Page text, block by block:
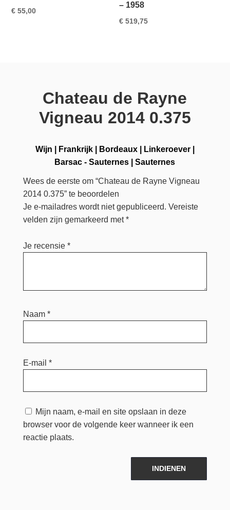
€ 55,00
– 1958
€ 519,75
Chateau de Rayne
Vigneau 2014 0.375
Wijn Frankrijk| Bordeaux| Linkeroever|
Barsac - Sauternes |Sauternes
Wees de eerste om “Chateau de Rayne Vigneau
2014 0.375” te beoordelen
Je e-mailadres wordt niet gepubliceerd. Vereiste
velden zijn gemarkeerd met*
Je recensie *
Naam *
E-mail *
Mijn naam, e-mail en site opslaan in deze
browser voor de volgende keer wanneer ik een
reactie plaats.
INDIENEN